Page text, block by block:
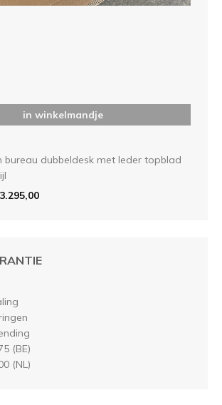
in winkelmandje
bureau dubbeldesk met leder topblad
(BE)
(NL)